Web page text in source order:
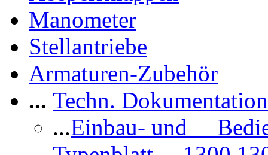
Manometer
Stellantriebe
Armaturen-Zubehör
... Techn.
...Einbau- und